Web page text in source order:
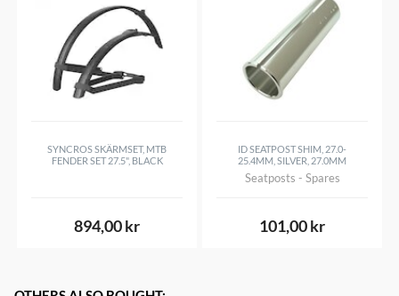
SYNCROS SKÄRMSET, MTB
FENDER SET 27.5", BLACK
894,00 kr
ID SEATPOST SHIM, 27.0-
25.4MM, SILVER, 27.0MM
Seatposts - Spares
101,00 kr